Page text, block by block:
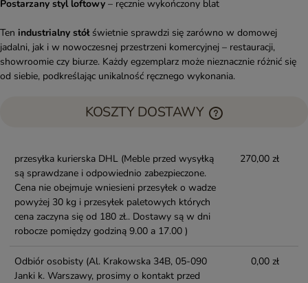
Postarzany styl loftowy – ręcznie wykończony blat
Ten industrialny stółświetnie sprawdzi się zarówno w domowej
jadalni, jak i w nowoczesnej przestrzeni komercyjnej – restauracji,
showroomie czy biurze. Każdy egzemplarz może nieznacznie różnić się
od siebie, podkreślając unikalność ręcznego wykonania.
KOSZTY DOSTAWY
przesyłka kurierska DHL (Meble przed wysyłką
są sprawdzane i odpowiednio zabezpieczone.
Cena nie obejmuje wniesieni przesyłek o wadze
powyżej 30 kg i przesyłek paletowych których
cena zaczyna się od 180 zł.. Dostawy są w dni
robocze pomiędzy godziną 9.00 a 17.00 )
270,00 zł
Odbiór osobisty (Al. Krakowska 34B, 05-090
Janki k. Warszawy, prosimy o kontakt przed
0,00 zł